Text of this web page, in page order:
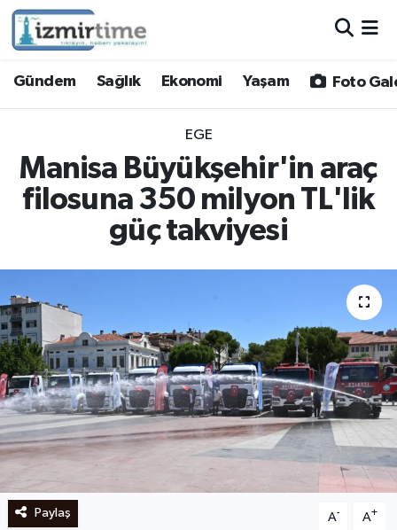
Gündem Sağlık Ekonomi Yaşam Foto
EGE
Manisa Büyükşehir'in araç
filosuna 350 milyon TL'lik
güç takviyesi
Paylaş A- A+
Sağlık
Ekonomi
Yaşam
Foto Galeri
Yazarlar
Siyaset
Ege
İzmir
İletişim
Hava Durumu
İzmir Namaz Vakitleri
Trafik Durumu
Süper Lig Puan Durumu ve Fikstür
Son Dakika Haberleri
Haber Arşivi